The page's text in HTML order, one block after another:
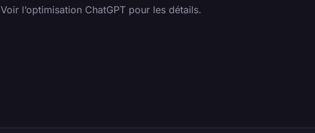
l’optimisation ChatGPT pour les détails.